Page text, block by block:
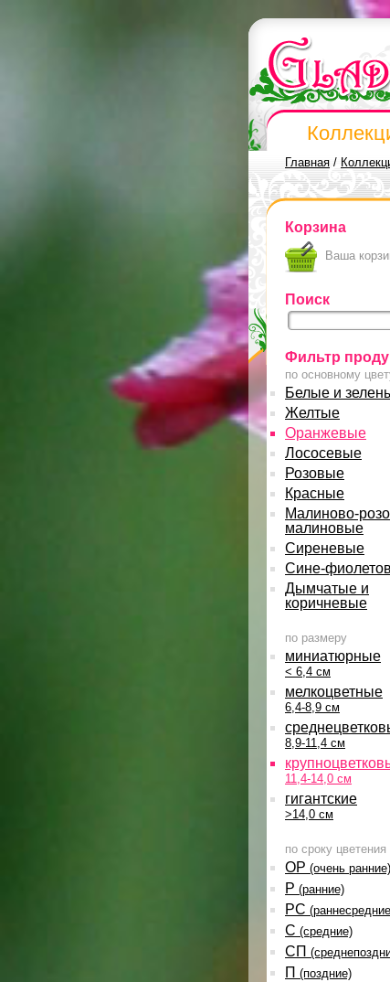
Главная /
Корзина
Ваша
Поиск
Фильтр
по основному
Белые и
Желтые
Оранжевые
Лососевые
Розовые
Красные
Малиново-
малиновые
Сиреневые
Сине-
Дымчатые и
коричневые
по размеру
миниатюрные
< 6,4 см
мелкоцветные
6,4-8,9 см
8,9-11,4 см
11,4-14,0 см
гигантские
>14,0 см
по сроку цветения
ОР (очень ранние)
Р (ранние)
РС
С (средние)
СП
П (поздние)